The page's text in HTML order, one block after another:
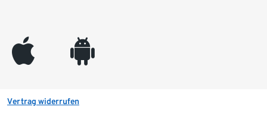
appleinc android
Vertrag widerrufen